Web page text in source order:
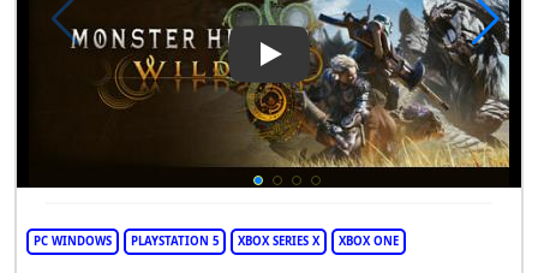
Play Video: Monster Hunter
PC WINDOWS PLAYSTATION 5 XBOX SERIES X XBOX ONE